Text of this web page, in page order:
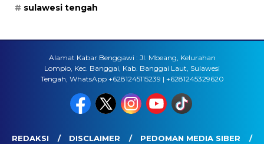
sulawesi tengah
Alamat Kabar Benggawi : Jl. Mbeang, Kelurahan
Lompio, Kec. Banggai, Kab. Banggai Laut, Sulawesi
Tengah, WhatsApp +6281245115239 | +6281245329620
REDAKSI DISCLAIMER
PEDOMAN MEDIA SIBER